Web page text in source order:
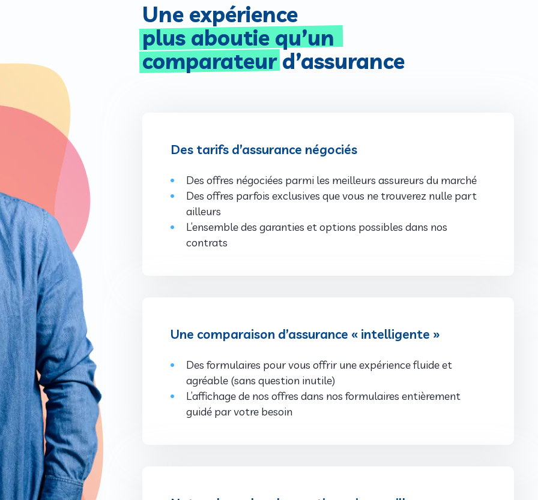
Une expérience
plus aboutie qu’un
comparateurd’assurance
Des tarifs d’assurance négociés
Des offres négociées parmi les meilleurs assureurs du marché
Des offres parfois exclusives que vous ne trouverez nulle part
ailleurs
L’ensemble des garanties et options possibles dans nos
contrats
Une comparaison d’assurance « intelligente »
Des formulaires pour vous offrir une expérience fluide et
agréable (sans question inutile)
L’affichage de nos offres dans nos formulaires entièrement
guidé par votre besoin